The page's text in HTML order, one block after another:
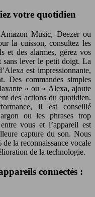
votre quotidien
Music, Deezer ou
la cuisson, consultez les
et des alarmes, gérez vos
sans lever le petit doigt. La
est impressionnante,
Des commandes simples
» ou « Alexa, ajoute
des actions du quotidien.
il est conseillé
ou les phrases trop
vous et l’appareil est
capture du son. Nous
la reconnaissance vocale
de la technologie.
connectés :